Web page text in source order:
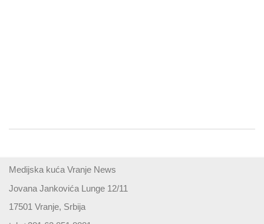
Medijska kuća Vranje News
Jovana Jankovića Lunge 12/11
17501 Vranje, Srbija